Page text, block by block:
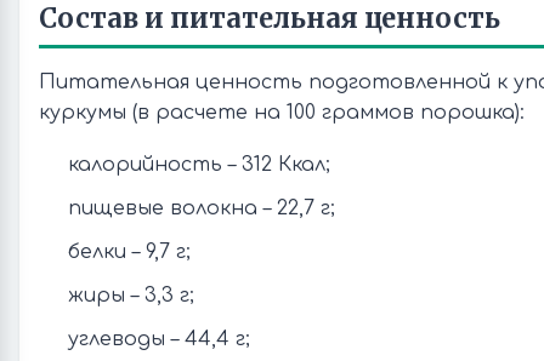
Состав и питательная ценность
Питательная ценность подготовленной к
куркумы (в расчете на 100 граммов порошка):
калорийность – 312 Ккал;
пищевые волокна – 22,7 г;
белки – 9,7 г;
жиры – 3,3 г;
углеводы – 44,4 г;